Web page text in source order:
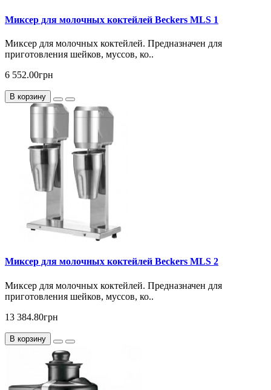
Миксер для молочных коктейлей Beckers MLS 1
Миксер для молочных коктейлей. Предназначен для
приготовления шейков, муссов, ко..
6 552.00грн
В корзину
Миксер для молочных коктейлей Beckers MLS 2
Миксер для молочных коктейлей. Предназначен для
приготовления шейков, муссов, ко..
13 384.80грн
В корзину